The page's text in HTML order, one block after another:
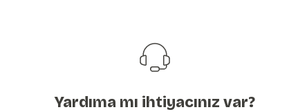
Bu ürüne benzer farklı alternatifler olmalı.
Yardıma mı ihtiyacınız var?